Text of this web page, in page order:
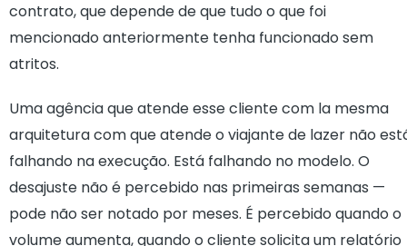
contrato, que depende de que tudo o que foi
mencionado anteriormente tenha funcionado sem
atritos.
Uma agência que atende esse cliente com la mesma
arquitetura com que atende o viajante de lazer não
falhando na execução. Está falhando no modelo. O
desajuste não é percebido nas primeiras semanas —
pode não ser notado por meses. É percebido quando o
volume aumenta, quando o cliente solicita um relatório